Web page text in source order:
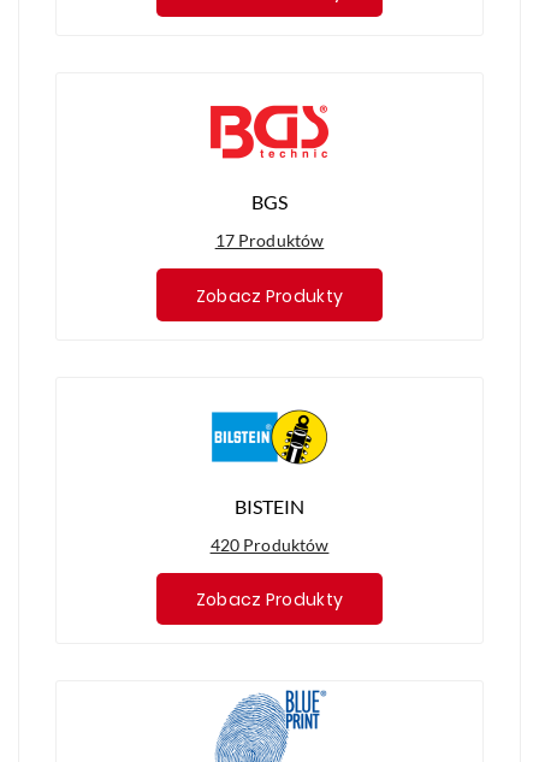
BGS
17 Produktów
Zobacz Produkty
BISTEIN
420 Produktów
Zobacz Produkty